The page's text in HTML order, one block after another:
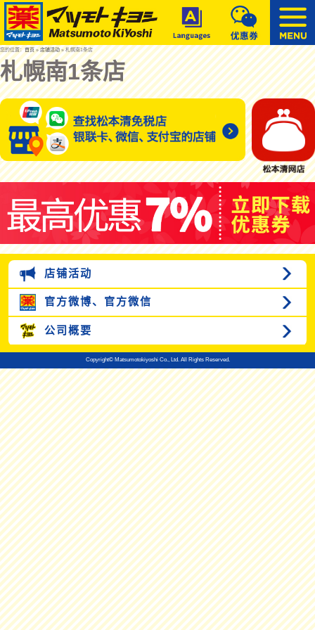
您的位置：首页»店铺活动» 札幌南1条店
札幌南1条店
店铺活动
官方微博、 官方微信
公司概要
Copyright© Matsumotokiyoshi Co., Ltd. All Rights Reserved.